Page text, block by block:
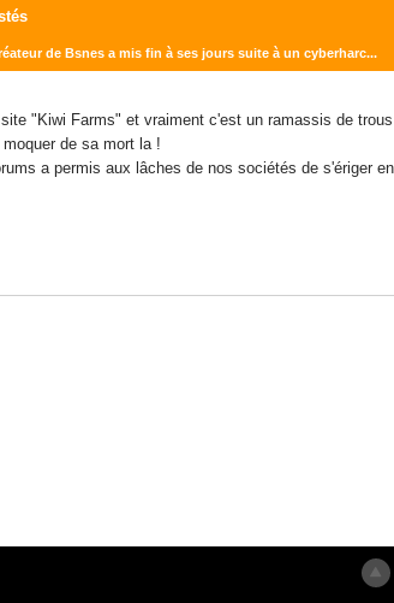
de Bsnes a mis fin à ses jours suite à un cyberharc...
"Kiwi Farms" et vraiment c'est un ramassis de
moquer de sa mort la !
a permis aux lâches de nos sociétés de s'ériger